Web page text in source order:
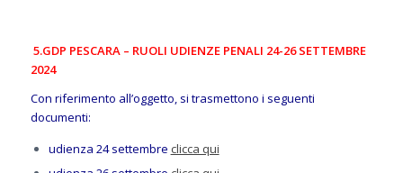
5.GDP PESCARA – RUOLI UDIENZE PENALI 24-26 SETTEMBRE
2024
Con riferimento all’oggetto, si trasmettono i seguenti
documenti:
udienza 24 settembre clicca qui